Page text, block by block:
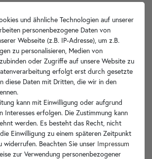
Ihre Vorteile
und ähnliche Technologien auf unserer
personenbezogene Daten von
Webseite (z.B. IP-Adresse), um z.B.
zu personalisieren, Medien von
oder Zugriffe auf unsere Website zu
erfolgt erst durch gesetzte
diese Daten mit Dritten, die wir in den
kann mit Einwilligung oder aufgrund
Interesses erfolgen. Die Zustimmung kann
werden. Es besteht das Recht, nicht
Einwilligung zu einem späteren Zeitpunkt
widerrufen. Beachten Sie unser Impressum
zur Verwendung personenbezogener